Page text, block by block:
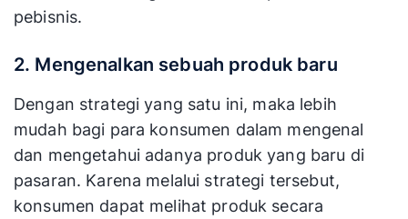
pebisnis.
2. Mengenalkan sebuah produk baru
Dengan strategi yang satu ini, maka lebih
mudah bagi para konsumen dalam mengenal
dan mengetahui adanya produk yang baru di
pasaran. Karena melalui strategi tersebut,
konsumen dapat melihat produk secara